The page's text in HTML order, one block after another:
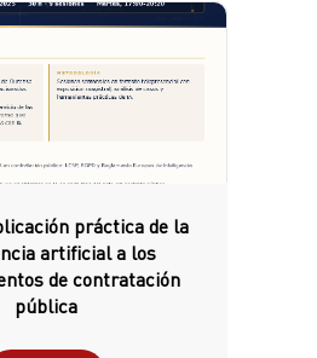
práctica de la
artificial a los
de contratación
pública